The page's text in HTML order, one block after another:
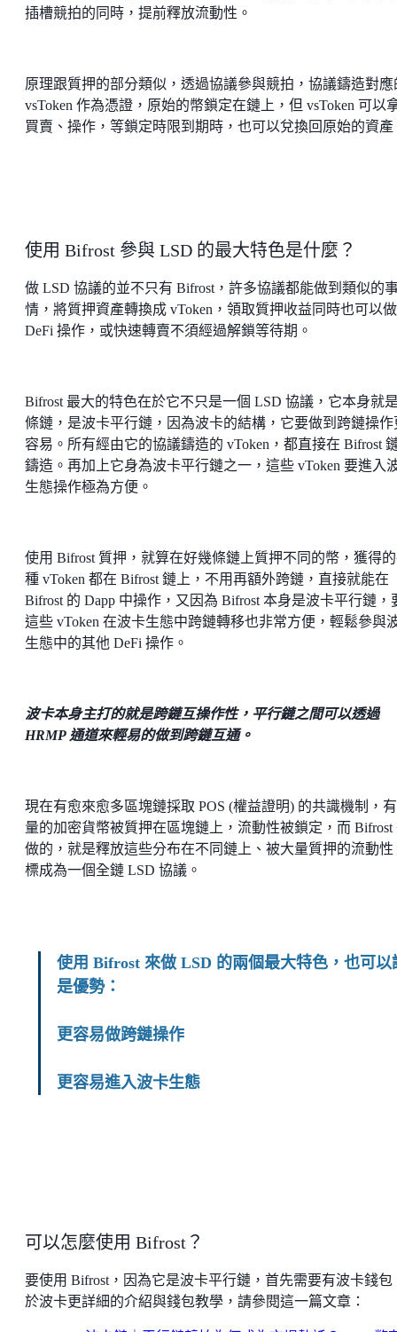
插槽競拍的同時，提前釋放流動性。
原理跟質押的部分類似，透過協議參與競拍，協議鑄造對應
vsToken 作為憑證，原始的幣鎖定在鏈上，但 vsToken 可以
買賣、操作，等鎖定時限到期時，也可以兌換回原始的資產
使用 Bifrost 參與 LSD 的最大特色是什麼？
做 LSD 協議的並不只有 Bifrost，許多協議都能做到類似的
情，將質押資產轉換成 vToken，領取質押收益同時也可以做
DeFi 操作，或快速轉賣不須經過解鎖等待期。
Bifrost 最大的特色在於它不只是一個 LSD 協議，它本身就
條鏈，是波卡平行鏈，因為波卡的結構，它要做到跨鏈操作
容易。所有經由它的協議鑄造的 vToken，都直接在 Bifrost
鑄造。再加上它身為波卡平行鏈之一，這些 vToken 要進入
生態操作極為方便。
使用 Bifrost 質押，就算在好幾條鏈上質押不同的幣，獲得
種 vToken 都在 Bifrost 鏈上，不用再額外跨鏈，直接就能在
Bifrost 的 Dapp 中操作，又因為 Bifrost 本身是波卡平行鏈，
這些 vToken 在波卡生態中跨鏈轉移也非常方便，輕鬆參與
生態中的其他 DeFi 操作。
波卡本身主打的就是跨鏈互操作性，平行鏈之間可以透過
HRMP 通道來輕易的做到跨鏈互通。
現在有愈來愈多區塊鏈採取 POS (權益證明) 的共識機制，
量的加密貨幣被質押在區塊鏈上，流動性被鎖定，而 Bifrost
做的，就是釋放這些分布在不同鏈上、被大量質押的流動性
標成為一個全鏈 LSD 協議。
使用 Bifrost 來做 LSD 的兩個最大特色，也可以
是優勢：
更容易做跨鏈操作
更容易進入波卡生態
可以怎麼使用 Bifrost？
要使用 Bifrost，因為它是波卡平行鏈，首先需要有波卡錢包
於波卡更詳細的介紹與錢包教學，請參閱這一篇文章：